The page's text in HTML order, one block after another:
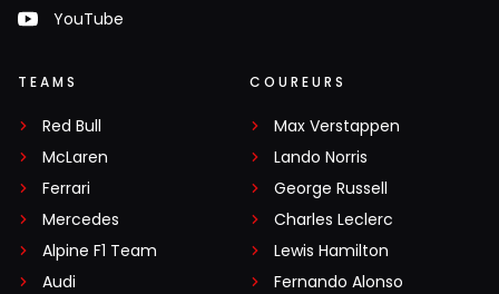
YouTube
TEAMS
Red Bull
McLaren
Ferrari
Mercedes
Alpine F1 Team
Audi
COUREURS
Max Verstappen
Lando Norris
George Russell
Charles Leclerc
Lewis Hamilton
Fernando Alonso